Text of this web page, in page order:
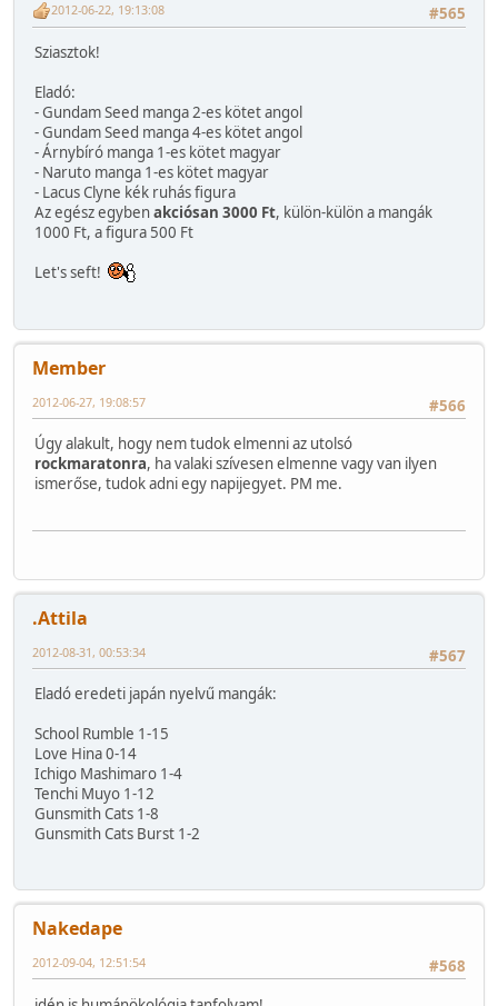
#565
2012-06-22, 19:13:08
Sziasztok!
Eladó:
- Gundam Seed manga 2-es kötet angol
- Gundam Seed manga 4-es kötet angol
- Árnybíró manga 1-es kötet magyar
- Naruto manga 1-es kötet magyar
- Lacus Clyne kék ruhás figura
Az egész egybenakciósan 3000 Ft, külön-külön a mangák
1000 Ft, a figura 500 Ft
Let's seft!
Member
#566
2012-06-27, 19:08:57
Úgy alakult, hogy nem tudok elmenni az utolsó
rockmaratonra, ha valaki szívesen elmenne vagy van ilyen
ismerőse, tudok adni egy napijegyet. PM me.
.Attila
#567
2012-08-31, 00:53:34
Eladó eredeti japán nyelvű mangák:
School Rumble 1-15
Love Hina 0-14
Ichigo Mashimaro 1-4
Tenchi Muyo 1-12
Gunsmith Cats 1-8
Gunsmith Cats Burst 1-2
Nakedape
#568
2012-09-04, 12:51:54